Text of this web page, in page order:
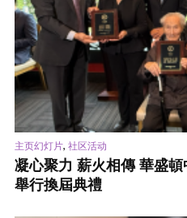
主页幻灯片, 社区活动
凝心聚力 薪火相傳 華盛
舉行換屆典禮